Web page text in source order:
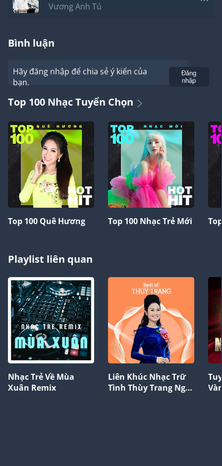
Vương Anh Tú
Bình luận
Hãy đăng nhập để chia sẻ ý kiến của
bạn.
Đăng
nhập
Top 100 Nhạc Tuyển Chọn
Top 100 Quê Hương Top 100 Nhạc Trẻ Mới
Playlist liên quan
Nhạc Trẻ Về Mùa
Xuân Remix
Liên Khúc Nhạc Trữ
Tình Thùy Trang Ngọt